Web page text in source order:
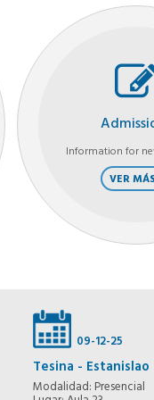
Information for
VER
09-12-25
Modalidad: Presencial